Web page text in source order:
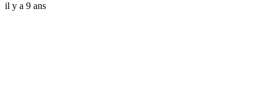
il y a 9 ans